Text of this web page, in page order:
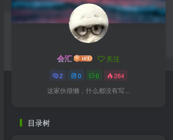
会汇 关注
2 0 0 264
这家伙很懒，什么都没有写...
目录树